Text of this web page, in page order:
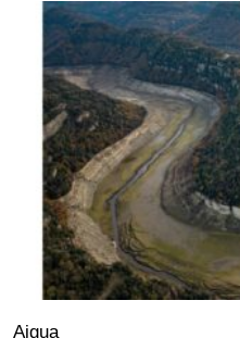
Aigua